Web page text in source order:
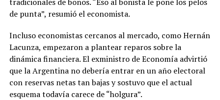
de punta”, resumió el economista.
Incluso economistas cercanos al mercado, como Hernán
Lacunza, empezaron a plantear reparos sobre la
dinámica financiera. El exministro de Economía advirtió
que la Argentina no debería entrar en un año electoral
con reservas netas tan bajas y sostuvo que el actual
esquema todavía carece de “holgura”.